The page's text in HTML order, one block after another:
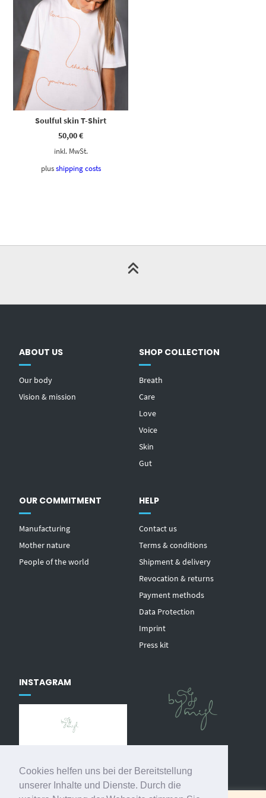
Cookies helfen uns bei der Bereitstellung
unserer Inhalte und Dienste. Durch die
Soulful skin T-Shirt
50,00€
inkl. MwSt.
plus shipping costs
ABOUT US
Our body
Vision & mission
SHOP COLLECTION
Breath
Care
Love
Voice
Skin
Gut
OUR COMMITMENT
Manufacturing
Mother nature
People of the world
HELP
Contact us
Terms & conditions
Shipment & delivery
Revocation & returns
Payment methods
Data Protection
Imprint
Press kit
INSTAGRAM
Follow on Instagram